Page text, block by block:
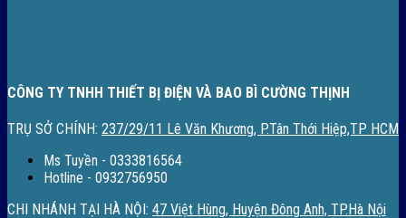
CÔNG TY TNHH THIẾT BỊ ĐIỆN VÀ BAO BÌ CƯỜNG THỊNH
TRỤ SỞ CHÍNH: 237/29/11 Lê Văn Khương, P.Tân Thới Hiệp,TP HCM
Ms Tuyền - 0333816564
Hotline - 0932756950
CHI NHÁNH TẠI HÀ NỘI: 47 Việt Hùng, Huyện Đông Anh, TP.Hà Nội